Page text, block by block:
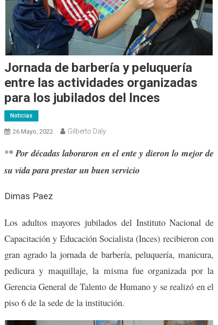
Jornada de barbería y peluquería
entre las actividades organizadas
para los jubilados del Inces
Noticias
26 Mayo, 2022 Gilberto Daly
** Por décadas laboraron en el ente y dieron lo mejor de
su vida para prestar un buen servicio
Dimas Paez
Los adultos mayores jubilados del Instituto Nacional de
Capacitación y Educación Socialista (Inces) recibieron con
gran agrado la jornada de barbería, peluquería, manicura,
pedicura y maquillaje, la misma fue organizada por la
Gerencia General de Talento de Humano y se realizó en el
piso 6 de la sede de la institución.